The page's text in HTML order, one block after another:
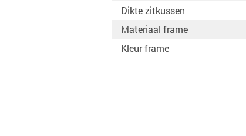
Dikte zitkussen
Materiaal frame
Kleur frame